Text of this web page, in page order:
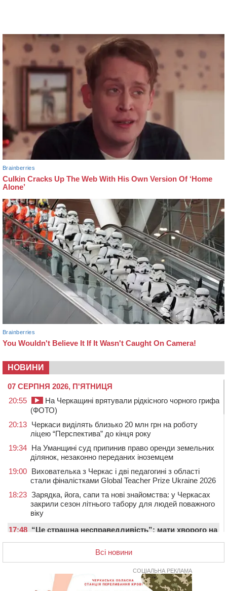
НОВИНИ
07 СЕРПНЯ 2026, П'ЯТНИЦЯ
20:55
На Черкащині врятували рідкісного чорного грифа
(ФОТО)
20:13 Черкаси виділять близько 20 млн грн на роботу
ліцею “Перспектива” до кінця року
19:34 На Уманщині суд припинив право оренди земельних
ділянок, незаконно переданих іноземцем
19:00 Вихователька з Черкас і дві педагогині з області
стали фіналістками Global Teacher Prize Ukraine 2026
18:23 Зарядка, йога, сапи та нові знайомства: у Черкасах
закрили сезон літнього табору для людей поважного
віку
17:48 “Це страшна несправедливість”: мати хворого на
ОВА виділити кошти на дороговартісні ліки
17:15 На Уманщині судитимуть колишню очільницю відділу
освіти через закупівлю електрики за завищеною
Всі новини
СОЦІАЛЬНА РЕКЛАМА